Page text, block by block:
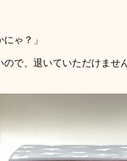
にゃ？」
ので、退いていただけませ